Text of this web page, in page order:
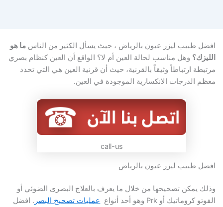
افضل طبيب ليزر عيون بالرياض ، حيث يسأل الكثير من الناس ما هو
الليزك؟ وهل مناسب لحالة العين أم لا؟ الواقع أن العين كنظام بصري
مرتبطة ارتباطاً وثيقاً بالقرنية، حيث أن قرنية العين هي التي تحدد
معظم الدرجات الانكسارية الموجودة في العين.
call-us
افضل طبيب ليزر عيون بالرياض
وذلك يمكن تصحيحها من خلال ما يعرف بالعلاج البصرى الضوئي أو
الفوتو كروماتيك أو Prk وهو أحد أنواع
عمليات تصحيح البصر . افضل